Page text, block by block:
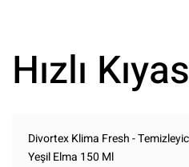
Hızlı
Divortex Klima Fresh -
Yeşil Elma 150 Ml